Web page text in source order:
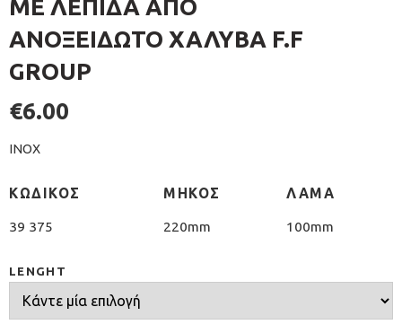
ΜΕ ΛΕΠΙΔΑ ΑΠΟ
ΑΝΟΞΕΙΔΩΤΟ ΧΑΛΥΒΑ F.F
GROUP
€6.00
INOX
ΚΩΔΙΚΟΣ ΜΗΚΟΣ ΛΑΜΑ
39 375 220mm 100mm
LENGHT